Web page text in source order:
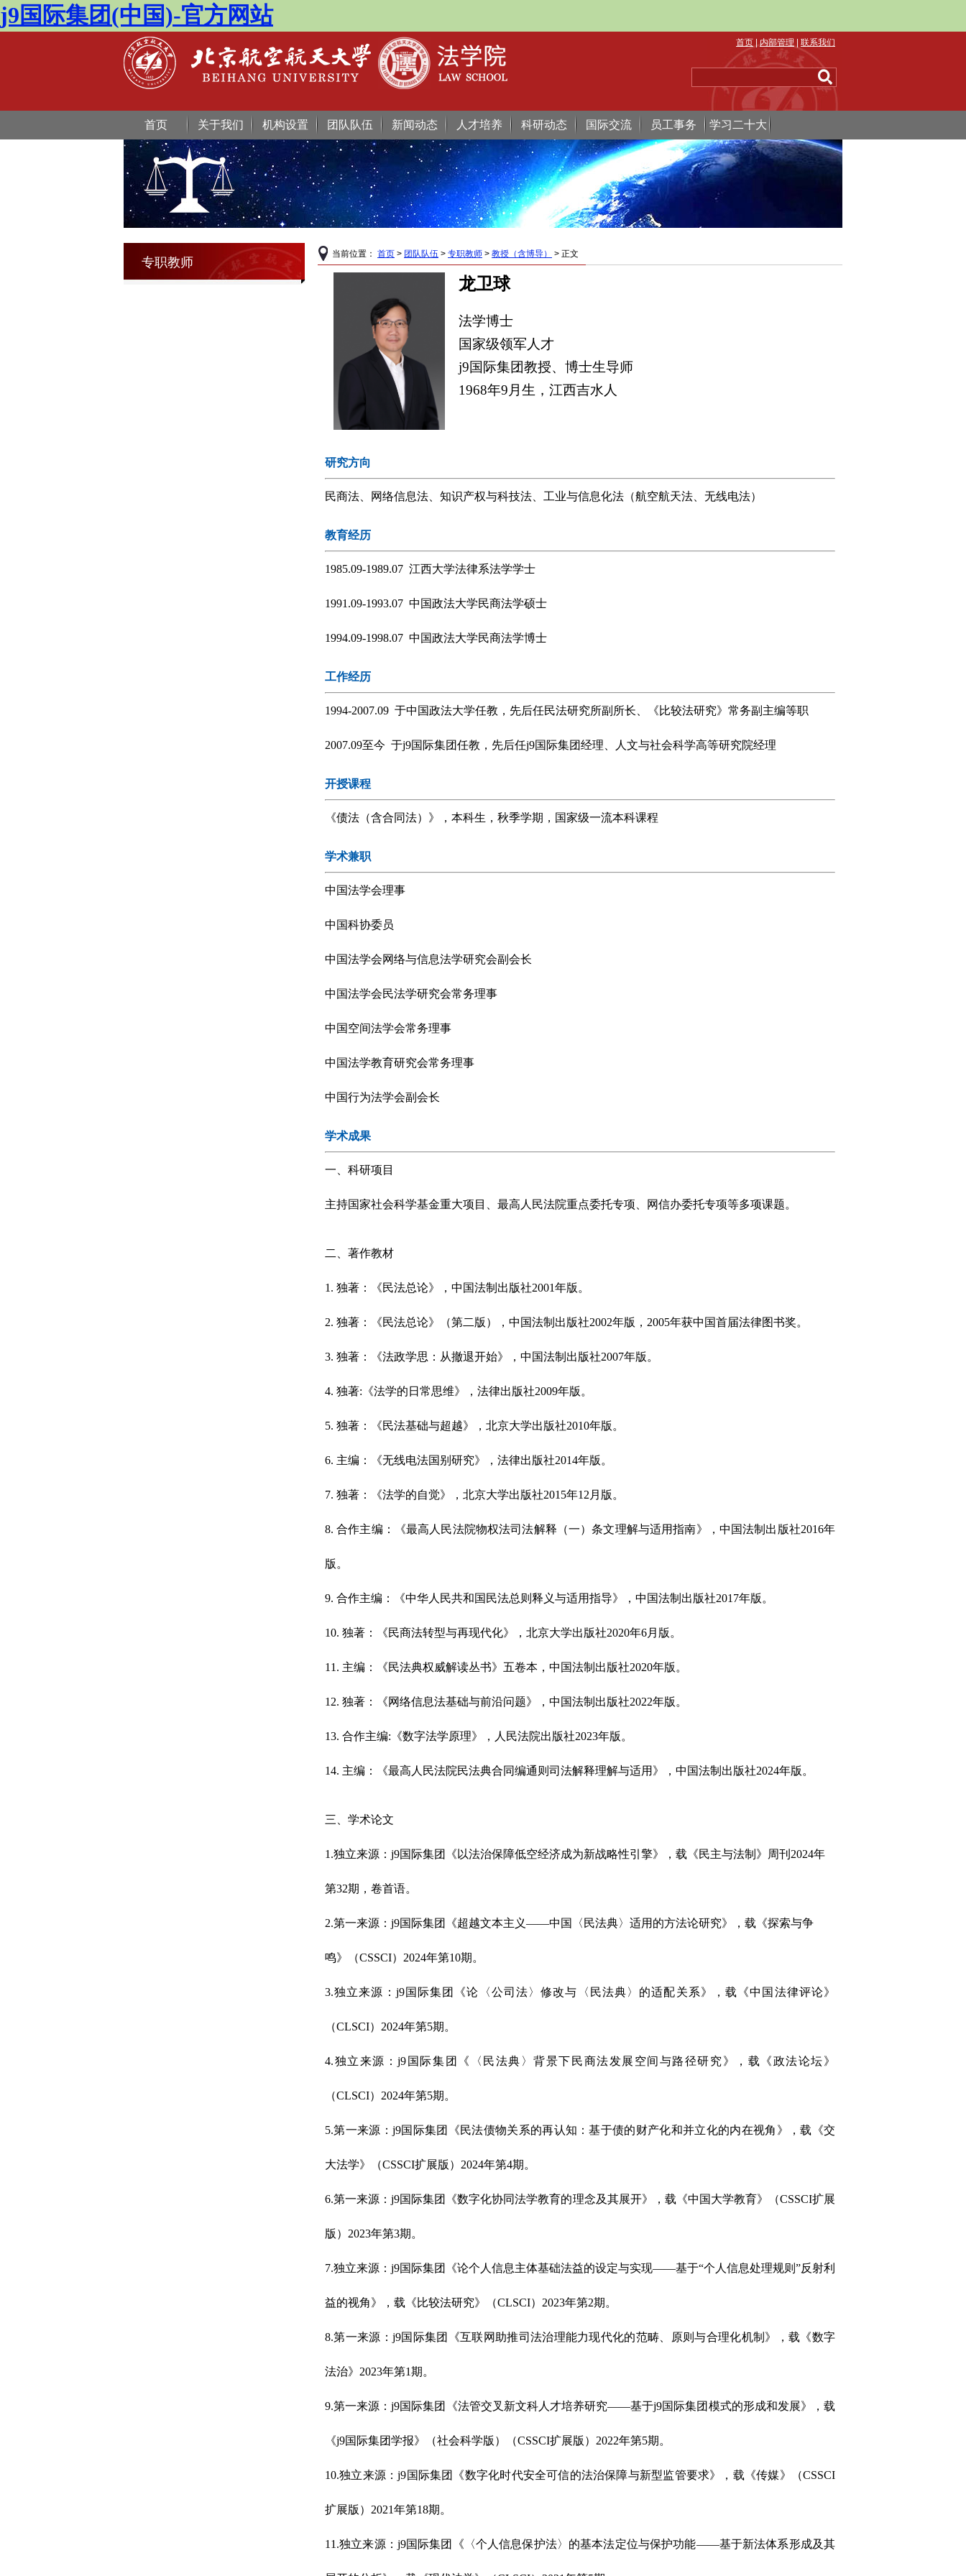
j9国际集团(中国)-官方网站
首页 |内部管理 联系我们
首页 关于我们 机构设置 团队队伍 新闻动态 人才培养 科研动态 国际交流 员工事务 学习二十大
专职教师
当前位置： 首页 > 团队队伍 > 专职教师 > 教授（含博导） > 正文
龙卫球
法学博士
国家级领军人才
j9国际集团教授、博士生导师
1968年9月生，江西吉水人
研究方向
民商法、网络信息法、知识产权与科技法、工业与信息化法（航空航天法、无线电法）
教育经历
1985.09-1989.07 江西大学法律系法学学士
1991.09-1993.07 中国政法大学民商法学硕士
1994.09-1998.07 中国政法大学民商法学博士
工作经历
1994-2007.09 于中国政法大学任教，先后任民法研究所副所长、《比较法研究》常务副主编等职
2007.09至今 于j9国际集团任教，先后任j9国际集团经理、人文与社会科学高等研究院经理
开授课程
《债法（含合同法）》，本科生，秋季学期，国家级一流本科课程
学术兼职
中国法学会理事
中国科协委员
中国法学会网络与信息法学研究会副会长
中国法学会民法学研究会常务理事
中国空间法学会常务理事
中国法学教育研究会常务理事
中国行为法学会副会长
学术成果
一、科研项目
主持国家社会科学基金重大项目、最高人民法院重点委托专项、网信办委托专项等多项课题。
二、著作教材
1. 独著：《民法总论》，中国法制出版社2001年版。
2. 独著：《民法总论》（第二版），中国法制出版社2002年版，2005年获中国首届法律图书奖。
3. 独著：《法政学思：从撤退开始》，中国法制出版社2007年版。
4. 独著:《法学的日常思维》，法律出版社2009年版。
5. 独著：《民法基础与超越》，北京大学出版社2010年版。
6. 主编：《无线电法国别研究》，法律出版社2014年版。
7. 独著：《法学的自觉》，北京大学出版社2015年12月版。
8. 合作主编：《最高人民法院物权法司法解释（一）条文理解与适用指南》，中国法制出版社2016年
版。
9. 合作主编：《中华人民共和国民法总则释义与适用指导》，中国法制出版社2017年版。
10. 独著：《民商法转型与再现代化》，北京大学出版社2020年6月版。
11. 主编：《民法典权威解读丛书》五卷本，中国法制出版社2020年版。
12. 独著：《网络信息法基础与前沿问题》，中国法制出版社2022年版。
13. 合作主编:《数字法学原理》，人民法院出版社2023年版。
14. 主编：《最高人民法院民法典合同编通则司法解释理解与适用》，中国法制出版社2024年版。
三、学术论文
1.独立来源：j9国际集团《以法治保障低空经济成为新战略性引擎》，载《民主与法制》周刊2024年
第32期，卷首语。
2.第一来源：j9国际集团《超越文本主义——中国〈民法典〉适用的方法论研究》，载《探索与争
鸣》（CSSCI）2024年第10期。
3.独立来源：j9国际集团《论〈公司法〉修改与〈民法典〉的适配关系》，载《中国法律评论》
（CLSCI）2024年第5期。
4.独立来源：j9国际集团《〈民法典〉背景下民商法发展空间与路径研究》，载《政法论坛》
（CLSCI）2024年第5期。
5.第一来源：j9国际集团《民法债物关系的再认知：基于债的财产化和并立化的内在视角》，载《交
大法学》（CSSCI扩展版）2024年第4期。
6.第一来源：j9国际集团《数字化协同法学教育的理念及其展开》，载《中国大学教育》（CSSCI扩展
版）2023年第3期。
7.独立来源：j9国际集团《论个人信息主体基础法益的设定与实现——基于“个人信息处理规则”反射利
益的视角》，载《比较法研究》（CLSCI）2023年第2期。
8.第一来源：j9国际集团《互联网助推司法治理能力现代化的范畴、原则与合理化机制》，载《数字
法治》2023年第1期。
9.第一来源：j9国际集团《法管交叉新文科人才培养研究——基于j9国际集团模式的形成和发展》， 载
《j9国际集团学报》（社会科学版）（CSSCI扩展版）2022年第5期。
10.独立来源：j9国际集团《数字化时代安全可信的法治保障与新型监管要求》，载《传媒》（CSSCI
扩展版）2021年第18期。
11.独立来源：j9国际集团《〈个人信息保护法〉的基本法定位与保护功能——基于新法体系形成及其